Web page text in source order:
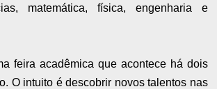
matemática, física, engenharia e
feira acadêmica que acontece há dois
O intuito é descobrir novos talentos nas